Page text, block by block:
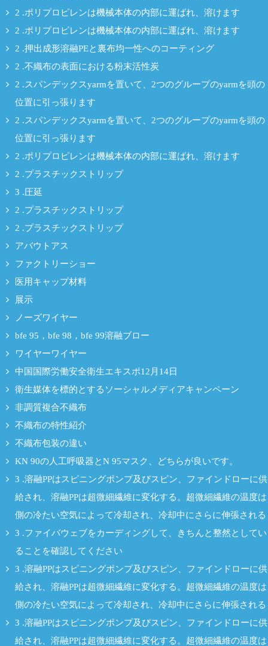
2 .ポリプロピレンは機械本体の内部に運ばれ、溶けます
2 .ポリプロピレンは機械本体の内部に運ばれ、溶けます
2 .押出成形溶融PEと裏布均一性へのコーティング
2 .不織布の表面における粉末活性炭
2 .スパンデックスyarmを置いて、2つのグループのyarmを頭の
位置に引っ張ります
2 .スパンデックスyarmを置いて、2つのグループのyarmを頭の
位置に引っ張ります
2 .ポリプロピレンは機械本体の内部に運ばれ、溶けます
2 .プラスチックストリップ
3 .圧延
2 .プラスチックストリップ
2 .プラスチックストリップ
アバウトアス
ファクトリーショー
医用キャップ材料
展示
ノーズワイヤー
bfe 95，bfe 98，bfe 99溶融ブロー
ワイヤーワイヤー
中国国際労働安全衛生エキスポ12月14日
衛生媒体を標的とするソーシャルメディアキャンペーン
非調質複合不織布
不織布の特性紹介
不織布包装の違い
KN 90の人工呼吸器とN 95マスク、どちらが良いです。
3 .溶融PPはスピニングポンプ及びスピン、ファインドローに供
給され、溶融PPは超微細繊維に変化する。超微細繊維の温度は
側の冷たい空気によって冷却され、冷却中にさらに伸張される
3 .ファイバウェブをカーディングして、きちんと整然としてい
ることを確認してください
3 .溶融PPはスピニングポンプ及びスピン、ファインドローに供
給され、溶融PPは超微細繊維に変化する。超微細繊維の温度は
側の冷たい空気によって冷却され、冷却中にさらに伸張される
3 .溶融PPはスピニングポンプ及びスピン、ファインドローに供
給され、溶融PPは超微細繊維に変化する。超微細繊維の温度は